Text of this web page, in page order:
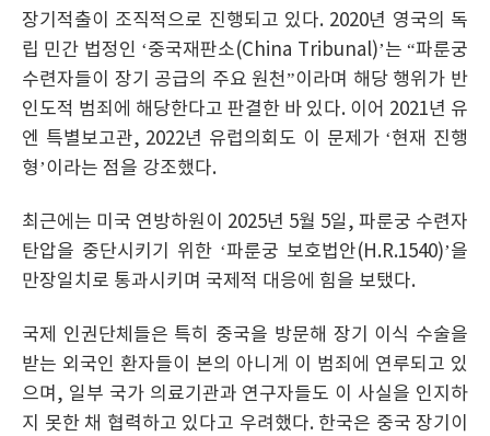
장기적출이 조직적으로 진행되고 있다. 2020년 영국의 독
립 민간 법정인 ‘중국재판소(China Tribunal)’는 “파룬궁
수련자들이 장기 공급의 주요 원천”이라며 해당 행위가 반
인도적 범죄에 해당한다고 판결한 바 있다. 이어 2021년 유
엔 특별보고관, 2022년 유럽의회도 이 문제가 ‘현재 진행
형’이라는 점을 강조했다.
최근에는 미국 연방하원이 2025년 5월 5일, 파룬궁 수련자
탄압을 중단시키기 위한 ‘파룬궁 보호법안(H.R.1540)’을
만장일치로 통과시키며 국제적 대응에 힘을 보탰다.
국제 인권단체들은 특히 중국을 방문해 장기 이식 수술을
받는 외국인 환자들이 본의 아니게 이 범죄에 연루되고 있
으며, 일부 국가 의료기관과 연구자들도 이 사실을 인지하
지 못한 채 협력하고 있다고 우려했다. 한국은 중국 장기이